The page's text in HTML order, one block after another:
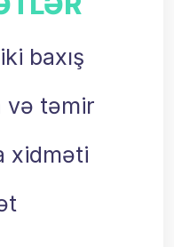
baxış
və təmir
xidməti